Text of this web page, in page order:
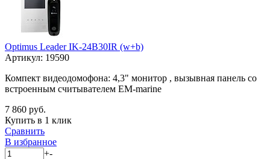
Optimus Leader IK-24B30IR (w+b)
Артикул: 19590
Компект видеодомофона: 4,3" монитор , вызывная панель со
встроенным считывателем EM-marine
7 860 руб.
Купить в 1 клик
Сравнить
В избранное
+-